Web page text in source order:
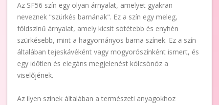
Az SF56 szín egy olyan árnyalat, amelyet gyakran
neveznek "szürkés barnának". Ez a szín egy meleg,
földszínű árnyalat, amely kicsit sötétebb és enyhén
szürkésebb, mint a hagyományos barna színek. Ez a szín
általában tejeskávéként vagy mogyorószínként ismert, és
egy időtlen és elegáns megjelenést kölcsönöz a
viselőjének.
Az ilyen színek általában a természeti anyagokhoz